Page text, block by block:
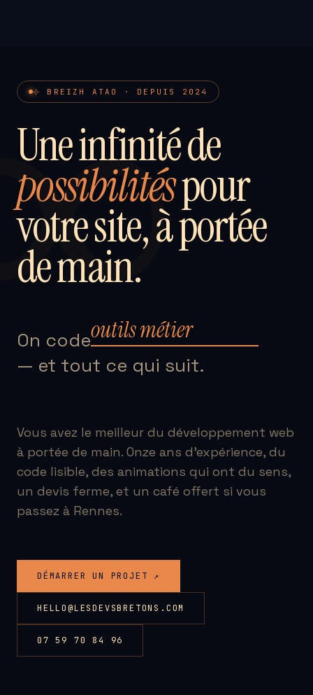
⊹ BREIZH ATAO · DEPUIS 2024
Une infinité de
possibilitéspour
votre site, à portée
de main.
On codeoutils métier
— et tout ce qui suit.
Vous avez le meilleur du développement web
à portée de main. Onze ans d'expérience, du
code lisible, des animations qui ont du sens,
un devis ferme, et un café offert si vous
passez à Rennes.
DÉMARRER UN PROJET ↗
HELLO@LESDEVSBRETONS.COM
07 59 70 84 96